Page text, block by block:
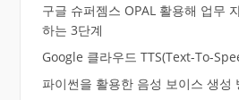
구글 슈퍼젬스 OPAL 활용해 업무
하는 3단계
Google 클라우드 TTS(Text-To-
파이썬을 활용한 음성 보이스 생성